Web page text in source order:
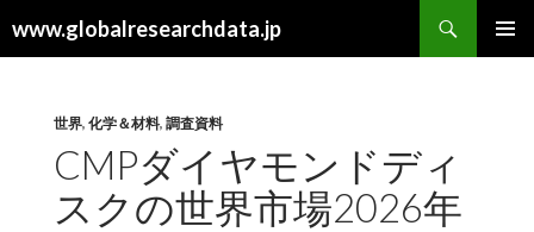
www.globalresearchdata.jp
索
世界, 化学＆材料, 調査資料
CMPダイヤモンドディ
スクの世界市場2026年